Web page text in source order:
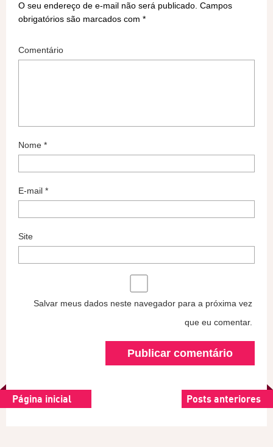
O seu endereço de e-mail não será publicado. Campos
obrigatórios são marcados com *
Comentário
Nome *
E-mail *
Site
Salvar meus dados neste navegador para a próxima vez
que eu comentar.
Página inicial Posts anteriores